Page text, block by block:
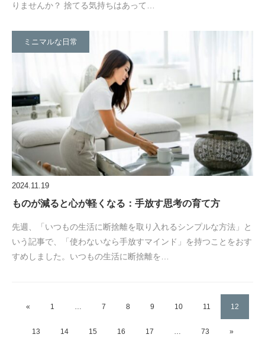
りませんか？ 捨てる気持ちはあって…
ミニマルな日常
2024.11.19
ものが減ると心が軽くなる：手放す思考の育て方
先週、「いつもの生活に断捨離を取り入れるシンプルな方法」と
いう記事で、「使わないなら手放すマインド」を持つことをおす
すめしました。いつもの生活に断捨離を…
« 1 … 7 8 9 10 11 12
13 14 15 16 17 … 73 »